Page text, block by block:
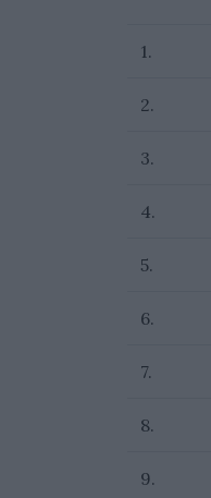
1.
2.
3.
4.
5.
6.
7.
8.
9.